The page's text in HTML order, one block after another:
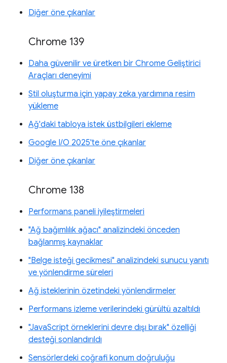
Diğer öne çıkanlar
Chrome 139
Daha güvenilir ve üretken bir Chrome Geliştirici
Araçları deneyimi
Stil oluşturma için yapay zeka yardımına resim
yükleme
Ağ'daki tabloya istek üstbilgileri ekleme
Google I/O 2025'te öne çıkanlar
Diğer öne çıkanlar
Chrome 138
Performans paneli iyileştirmeleri
"Ağ bağımlılık ağacı" analizindeki önceden
bağlanmış kaynaklar
"Belge isteği gecikmesi" analizindeki sunucu yanıtı
ve yönlendirme süreleri
Ağ isteklerinin özetindeki yönlendirmeler
Performans izleme verilerindeki gürültü azaltıldı
"JavaScript örneklerini devre dışı bırak" özelliği
desteği sonlandırıldı
Sensörlerdeki coğrafi konum doğruluğu